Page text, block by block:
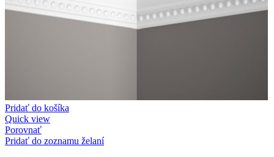
Pridať do košíka
Quick view
Porovnať
Pridať do zoznamu želaní